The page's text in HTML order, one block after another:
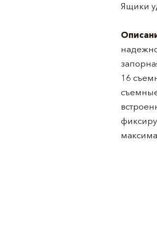
Ящики
16